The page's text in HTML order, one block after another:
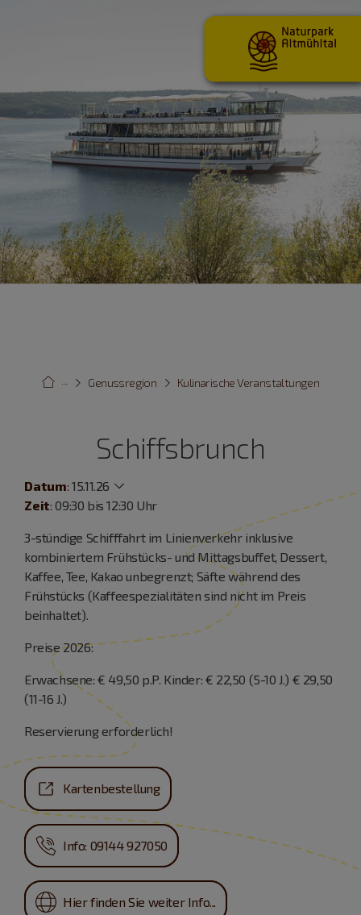
Kulinarische Veranstaltungen
Genussregion
···
Schiffsbrunch
Datum:15.11.26
Zeit: 09:30 bis 12:30 Uhr
3-stündige Schifffahrt im Linienverkehr inklusive
kombiniertem Frühstücks- und Mittagsbuffet, Dessert,
Kaffee, Tee, Kakao unbegrenzt; Säfte während des
Frühstücks (Kaffeespezialitäten sind nicht im Preis
beinhaltet).
Preise 2026:
Erwachsene: € 49,50 p.P. Kinder: € 22,50 (5-10 J.) € 29,50
(11-16 J.)
Reservierung erforderlich!
Kartenbestellung
Info: 09144 927050
Hier finden Sie weiter Info...